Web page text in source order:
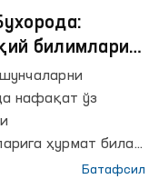
билимлари
нафақат ўз
ҳурмат билан
ҳам
Батафсил